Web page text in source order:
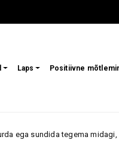
Laps Positiivne
tegema midagi, mida nad